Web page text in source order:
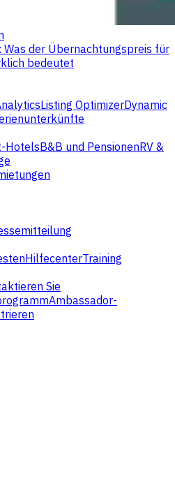
Was der Übernachtungspreis für
bedeutet
Listing OptimizerDynamic
HotelsB&B und PensionenRV &
HilfecenterTraining
Sie
Ambassador-